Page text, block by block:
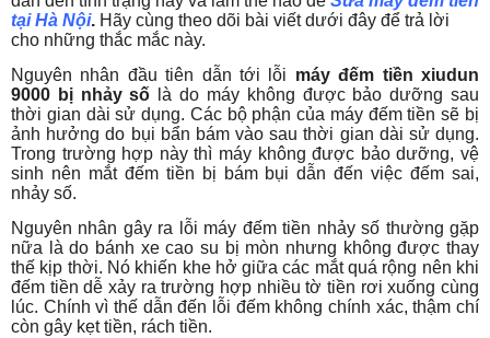
tại Hà Nội. Hãy cùng theo dõi bài viết dưới đây để trả lời
cho những thắc mắc này.
Nguyên nhân đầu tiên dẫn tới lỗi máy đếm tiền xiudun
9000 bị nhảy số là do máy không được bảo dưỡng sau
thời gian dài sử dụng. Các bộ phận của máy đếm tiền sẽ bị
ảnh hưởng do bụi bẩn bám vào sau thời gian dài sử dụng.
Trong trường hợp này thì máy không được bảo dưỡng, vệ
sinh nên mắt đếm tiền bị bám bụi dẫn đến việc đếm sai,
nhảy số.
Nguyên nhân gây ra lỗi máy đếm tiền nhảy số thường gặp
nữa là do bánh xe cao su bị mòn nhưng không được thay
thế kịp thời. Nó khiến khe hở giữa các mắt quá rộng nên khi
đếm tiền dễ xảy ra trường hợp nhiều tờ tiền rơi xuống cùng
lúc. Chính vì thế dẫn đến lỗi đếm không chính xác, thậm chí
còn gây kẹt tiền, rách tiền.